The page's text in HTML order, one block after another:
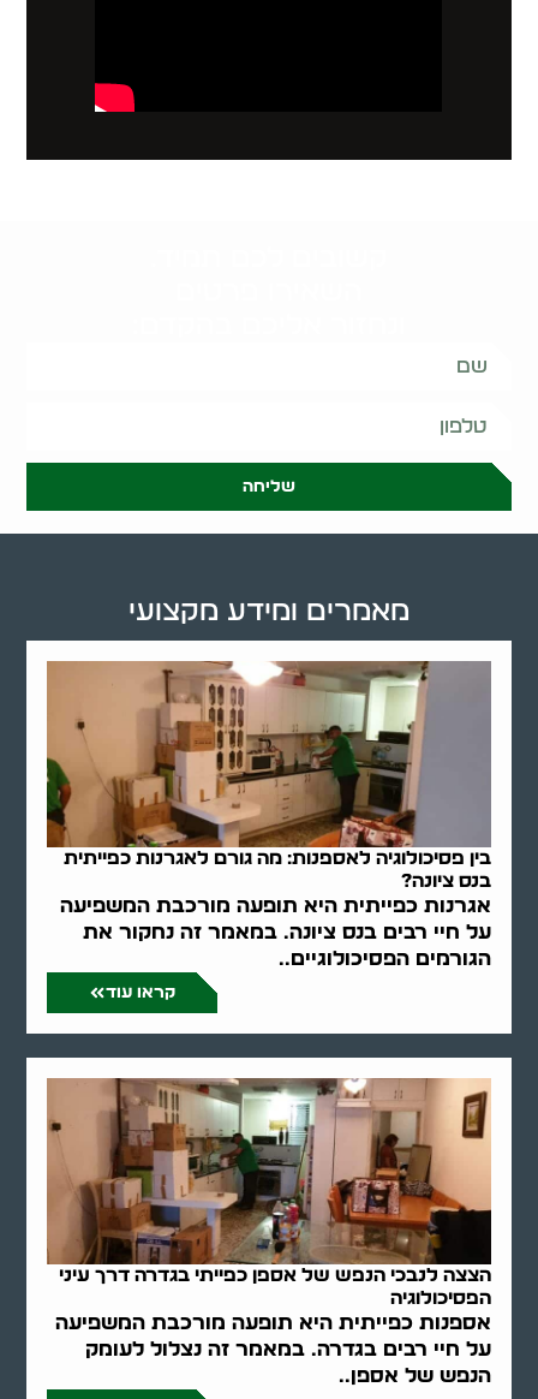
שליחה
בין פסיכולוגיה לאספנות: מה גורם לאגרנות כפייתית
בנס ציונה?
אגרנות כפייתית היא תופעה מורכבת המשפיעה
על חיי רבים בנס ציונה. במאמר זה נחקור את
הגורמים הפסיכולוגיים..
קראו עוד
הצצה לנבכי הנפש של אספן כפייתי בגדרה דרך עיני
הפסיכולוגיה
אספנות כפייתית היא תופעה מורכבת המשפיעה
על חיי רבים בגדרה. במאמר זה נצלול לעומק
הנפש של אספן..
מאמרים ומידע מקצועי